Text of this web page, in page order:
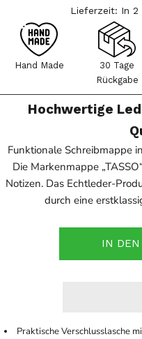
Lieferzeit: In 2
Hand Made
30 Tage
Rückgabe
Hochwertige
Funktionale Schreibmappe
Die Markenmappe
Notizen. Das Echtleder-
durch eine
IN DEN
Praktische Verschlusslasche